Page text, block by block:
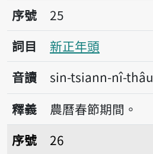
序號25新正年頭
序號
25
詞目
新正年頭
音讀
sin-tsiann-nî-thâu
釋義
農曆春節期間。
序號26新進
序號
26